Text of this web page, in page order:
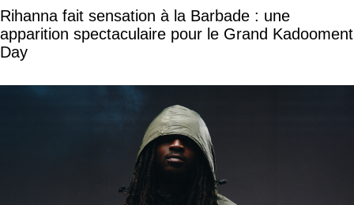
Rihanna fait sensation à la Barbade : une
apparition spectaculaire pour le Grand Kadooment
Day